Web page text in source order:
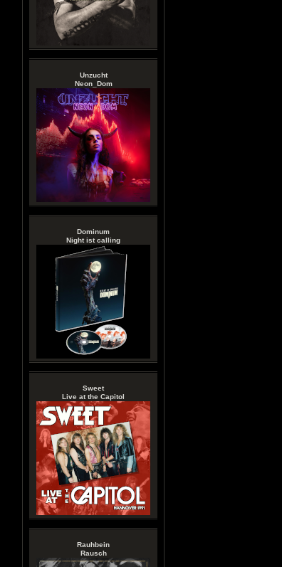
Unzucht
Neon_Dom
Dominum
Night ist calling
Sweet
Live at the Capitol
Rauhbein
Rausch